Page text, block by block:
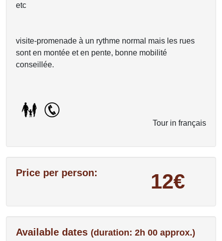
etc
visite-promenade à un rythme normal mais les rues
sont en montée et en pente, bonne mobilité
conseillée.
Tour in français
Price per person: 12€
Available dates (duration: 2h 00 approx.)